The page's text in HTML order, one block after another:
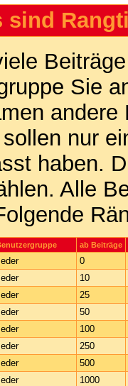
sind
Sie
nur
haben.
Alle
ab Beiträge
0
10
25
50
100
250
500
1000